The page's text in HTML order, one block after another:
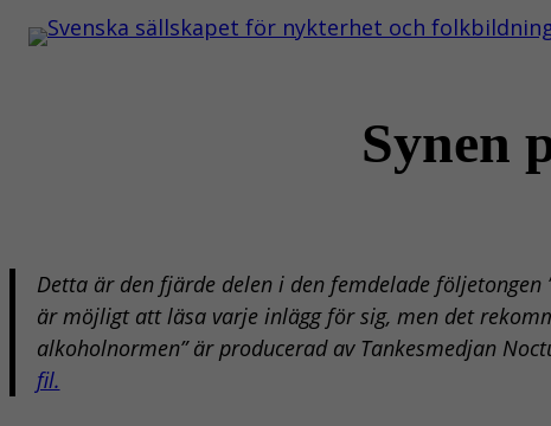
Hoppa
till
Synen
Detta är den fjärde delen i den femdelade
är möjligt att läsa varje inlägg för sig, men det
alkoholnormen” är producerad av Tankesmedjan
fil.